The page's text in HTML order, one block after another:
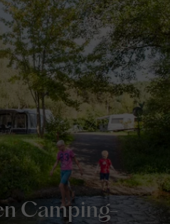
Camping-